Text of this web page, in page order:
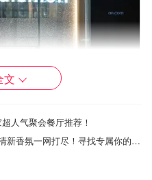
文
人气聚会餐厅推荐！
夏季新款香水推荐——浪漫清新香氛一网打尽！寻找专属你的味道~